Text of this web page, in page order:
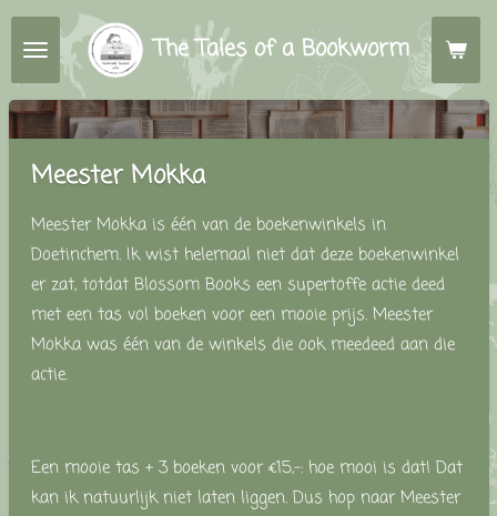
direct
naar
de
hoofdinhoud
The Tales of a Bookworm
Meester Mokka
Meester Mokka is één van de boekenwinkels in
Doetinchem. Ik wist helemaal niet dat deze boekenwinkel
er zat, totdat Blossom Books een supertoffe actie deed
met een tas vol boeken voor een mooie prijs. Meester
Mokka was één van de winkels die ook meedeed aan die
actie.
Een mooie tas + 3 boeken voor €15,-: hoe mooi is dat! Dat
kan ik natuurlijk niet laten liggen. Dus hop naar Meester